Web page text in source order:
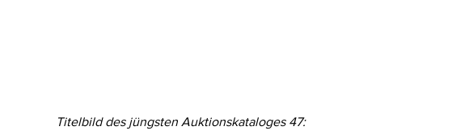
Titelbild des jüngsten Auktionskataloges 47: